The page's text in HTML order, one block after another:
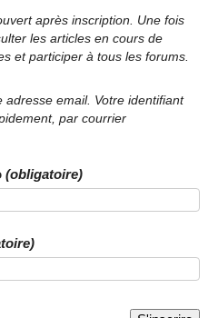
après inscription. Une fois
articles et participer à tous les forums.
email. Votre identifiant
par courrier
(obligatoire)